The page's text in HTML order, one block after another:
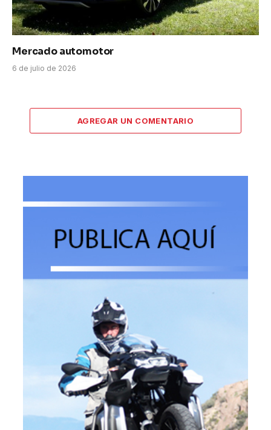
Mercado automotor
6 de julio de 2026
AGREGAR UN COMENTARIO